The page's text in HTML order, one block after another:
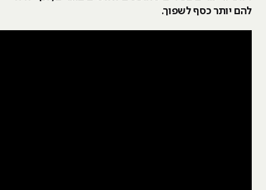
להם יותר כסף לשפוך.